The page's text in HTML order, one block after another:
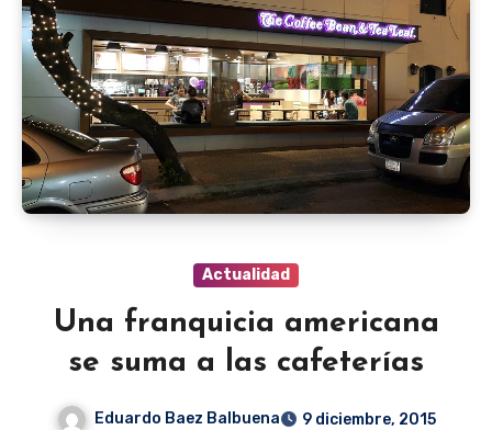
Actualidad
Una franquicia americana
se suma a las cafeterías
Eduardo Baez Balbuena
9 diciembre, 2015